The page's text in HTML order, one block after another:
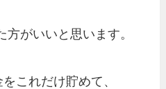
がいいと思います。
これだけ貯めて、